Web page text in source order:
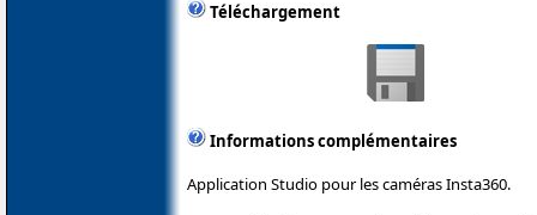
Téléchargement
Informations complémentaires
Application Studio pour les caméras Insta360.